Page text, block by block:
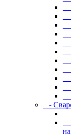
-
-
-
-
-
-
-
-
-
-
-
-
-
-